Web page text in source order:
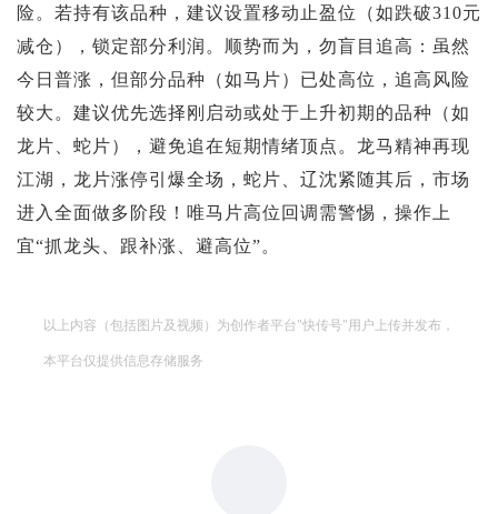
险。若持有该品种，建议设置移动止盈位（如跌破310元
减仓），锁定部分利润。顺势而为，勿盲目追高：虽然
今日普涨，但部分品种（如马片）已处高位，追高风险
较大。建议优先选择刚启动或处于上升初期的品种（如
龙片、蛇片），避免追在短期情绪顶点。龙马精神再现
江湖，龙片涨停引爆全场，蛇片、辽沈紧随其后，市场
进入全面做多阶段！唯马片高位回调需警惕，操作上
宜“抓龙头、跟补涨、避高位”。
以上内容（包括图片及视频）为创作者平台"快传号"用户上传并发布，
本平台仅提供信息存储服务